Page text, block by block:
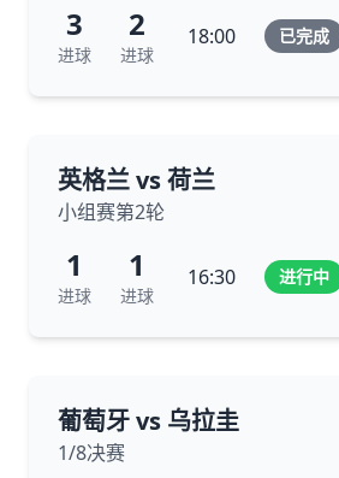
3
进球
2
进球
18:00 已完成
英格兰 vs 荷兰
小组赛第2轮
1
进球
1
进球
16:30 进行中
葡萄牙 vs 乌拉圭
1/8决赛